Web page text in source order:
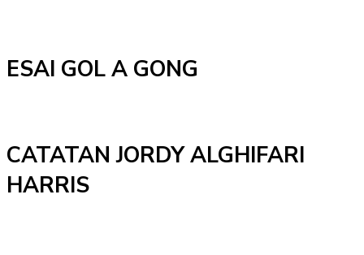
ESAI GOL A GONG
CATATAN JORDY ALGHIFARI
HARRIS